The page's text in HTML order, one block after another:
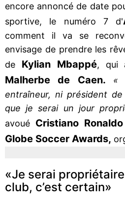
encore annoncé de date
sportive, le numéro 7 d'
comment il va se
envisage de prendre les
de Kylian Mbappé, qui
Malherbe de Caen.
«
entraîneur, ni président
que je serai un jour
avoué Cristiano Ronaldo
Globe Soccer Awards,
«Je serai propriétaire
club, c’est certain»